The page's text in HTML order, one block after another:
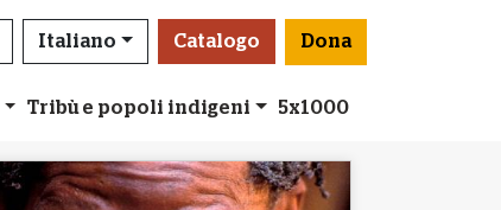
Italiano Catalogo Dona
Tribù e popoli indigeni 5x1000